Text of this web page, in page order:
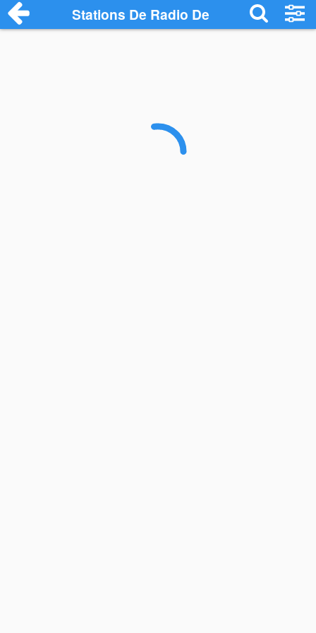
Stations De Radio De